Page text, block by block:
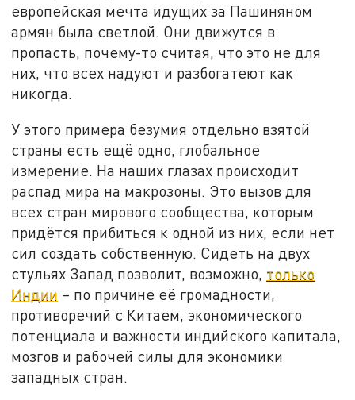
европейская мечта идущих за Пашиняном
армян была светлой. Они движутся в
пропасть, почему-то считая, что это не для
них, что всех надуют и разбогатеют как
никогда.
У этого примера безумия отдельно взятой
страны есть ещё одно, глобальное
измерение. На наших глазах происходит
распад мира на макрозоны. Это вызов для
всех стран мирового сообщества, которым
придётся прибиться к одной из них, если нет
сил создать собственную. Сидеть на двух
стульях Запад позволит, возможно, только
Индии – по причине её громадности,
противоречий с Китаем, экономического
потенциала и важности индийского капитала,
мозгов и рабочей силы для экономики
западных стран.